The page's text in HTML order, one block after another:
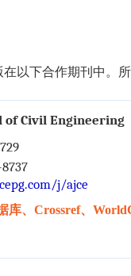
以下合作期刊中。
of Civil Engineering
j/ajce
库、Crossref、